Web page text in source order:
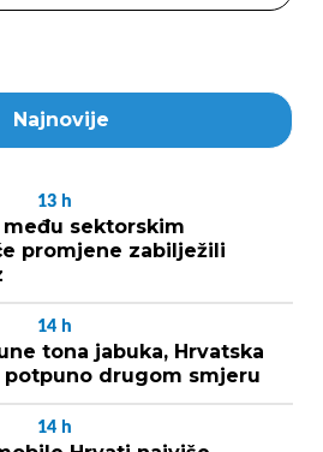
Najnovije
13 h
među sektorskim
promjene zabilježili
14 h
tona jabuka, Hrvatska
drugom smjeru
14 h